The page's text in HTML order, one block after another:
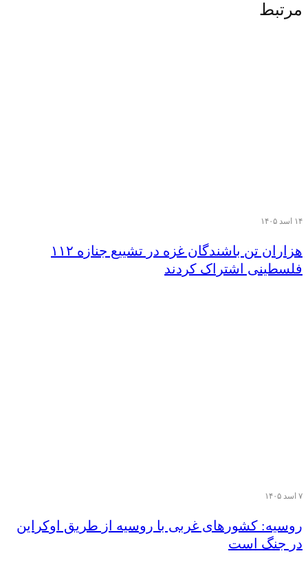
مرتبط
۱۴ اسد ۱۴۰۵
هزاران تن‌ باشندگان غزه در تشییع جنازه ۱۱۲
فلسطینی اشتراک کردند
۷ اسد ۱۴۰۵
روسیه: کشورهای غربی با روسیه از طریق اوکراین
در جنگ است